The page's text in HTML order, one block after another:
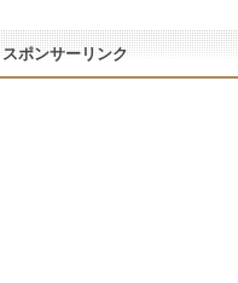
スポンサーリンク